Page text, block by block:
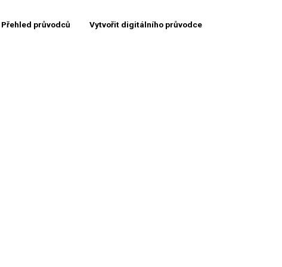
Přehled průvodců Vytvořit digitálního průvodce